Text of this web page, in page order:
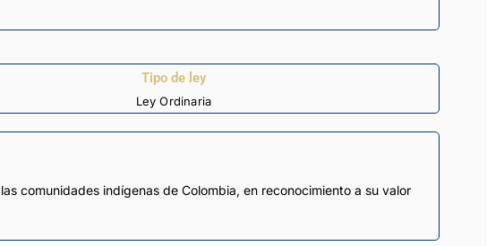
Tipo de ley
Ley Ordinaria
comunidades indígenas de Colombia, en reconocimiento a su valor